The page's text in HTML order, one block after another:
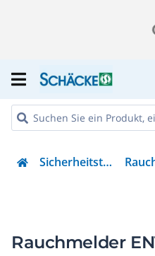
Sicherheitstechnik
Rauchmelder